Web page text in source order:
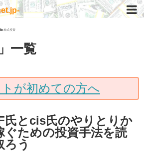
株式投資
一覧
が初めての方へ
氏とcis氏のやりとりか
ぐための投資手法を読
ろう